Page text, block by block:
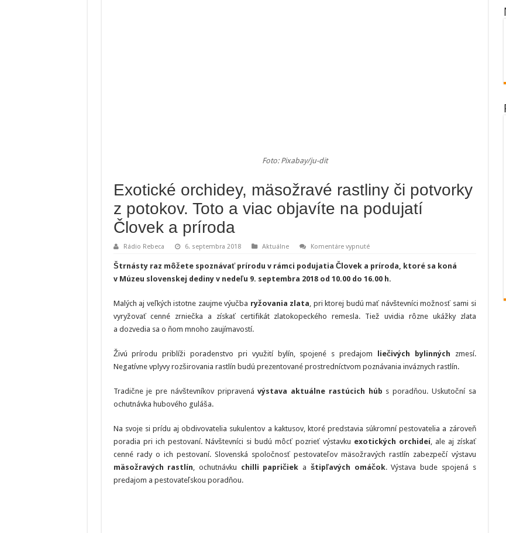
Foto: Pixabay/ju-dit
Exotické orchidey, mäsožravé rastliny či potvorky
z potokov. Toto a viac objavíte na podujatí
Človek a príroda
Rádio Rebeca 6. septembra 2018 Aktuálne Komentáre vypnuténa
orchidey,
mäsožravé
rastliny
potokov.
Toto
podujatí
a
Štrnásty raz môžete spoznávať prírodu v rámci podujatia Človek a príroda, ktoré sa koná
v Múzeu slovenskej dediny v nedeľu 9. septembra 2018 od 10.00 do 16.00 h.
Malých aj veľkých istotne zaujme výučba ryžovania zlata, pri ktorej budú mať návštevníci možnosť sami si
vyryžovať cenné zrniečka a získať certifikát zlatokopeckého remesla. Tiež uvidia rôzne ukážky zlata
a dozvedia sa o ňom mnoho zaujímavostí.
Živú prírodu priblíži poradenstvo pri využití bylín, spojené s predajom liečivých bylinných zmesí.
Negatívne vplyvy rozširovania rastlín budú prezentované prostredníctvom poznávania inváznych rastlín.
Tradične je pre návštevníkov pripravenávýstava aktuálne rastúcich húb s poradňou. Uskutoční sa
ochutnávka hubového guláša.
Na svoje si prídu aj obdivovatelia sukulentov a kaktusov, ktoré predstavia súkromní pestovatelia a zároveň
poradia pri ich pestovaní. Návštevníci si budú môcť pozrieť výstavku exotických orchideí, ale aj získať
cenné rady o ich pestovaní. Slovenská spoločnosť pestovateľov mäsožravých rastlín zabezpečí výstavu
mäsožravých rastlín, ochutnávku chilli papričiek a štipľavých omáčok. Výstava bude spojená s
predajom a pestovateľskou poradňou.